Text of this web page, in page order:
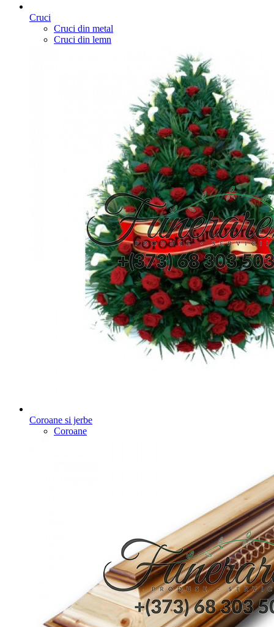
Cruci
Cruci din metal
Cruci din lemn
Coroane si jerbe
Coroane